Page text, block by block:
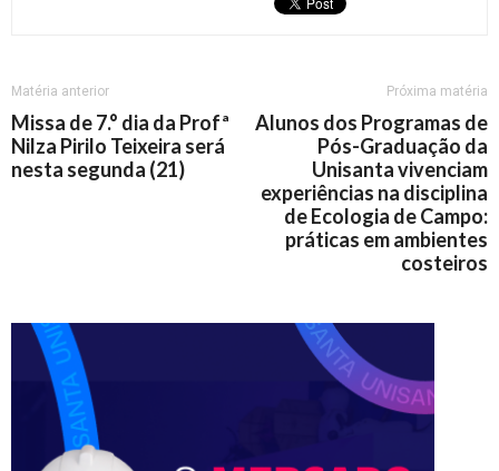
Matéria anterior
Missa de 7.° dia da Profª
Nilza Pirilo Teixeira será
nesta segunda (21)
Próxima matéria
Alunos dos Programas de
Pós-Graduação da
Unisanta vivenciam
experiências na disciplina
de Ecologia de Campo:
práticas em ambientes
costeiros